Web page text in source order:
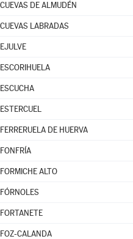
CUEVAS DE ALMUDÉN
CUEVAS LABRADAS
EJULVE
ESCORIHUELA
ESCUCHA
ESTERCUEL
FERRERUELA DE HUERVA
FONFRÍA
FORMICHE ALTO
FÓRNOLES
FORTANETE
FOZ-CALANDA